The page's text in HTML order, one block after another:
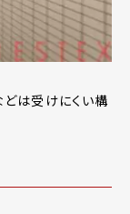
は受けにくい構